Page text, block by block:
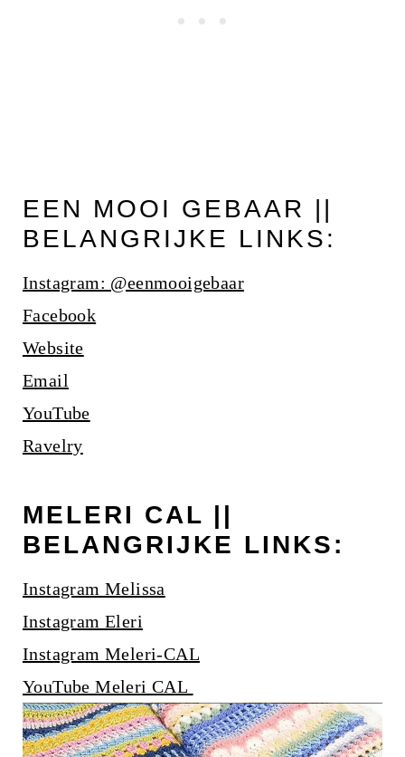
EEN MOOI GEBAAR ||
BELANGRIJKE LINKS:
Instagram: @eenmooigebaar
Facebook
Website
Email
YouTube
Ravelry
MELERI CAL ||
BELANGRIJKE LINKS:
Instagram Melissa
Instagram Eleri
Instagram Meleri-CAL
YouTube Meleri CAL